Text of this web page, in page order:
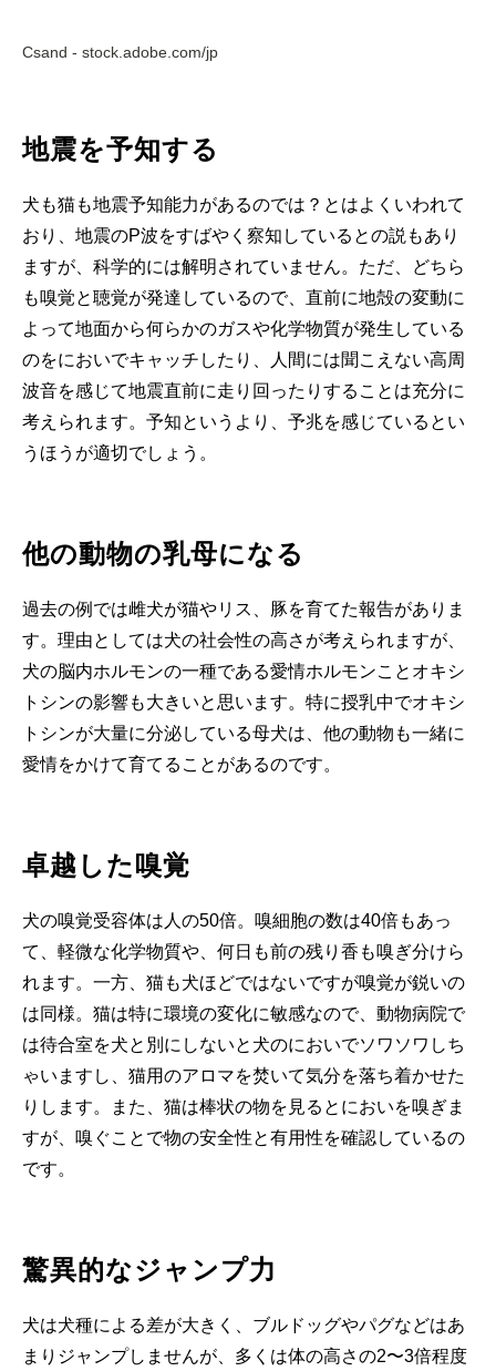
Csand - stock.adobe.com/jp
地震を予知する
犬も猫も地震予知能力があるのでは？とはよくいわれて
おり、地震のP波をすばやく察知しているとの説もあり
ますが、科学的には解明されていません。ただ、どちら
も嗅覚と聴覚が発達しているので、直前に地殻の変動に
よって地面から何らかのガスや化学物質が発生している
のをにおいでキャッチしたり、人間には聞こえない高周
波音を感じて地震直前に走り回ったりすることは充分に
考えられます。予知というより、予兆を感じているとい
うほうが適切でしょう。
他の動物の乳母になる
過去の例では雌犬が猫やリス、豚を育てた報告がありま
す。理由としては犬の社会性の高さが考えられますが、
犬の脳内ホルモンの一種である愛情ホルモンことオキシ
トシンの影響も大きいと思います。特に授乳中でオキシ
トシンが大量に分泌している母犬は、他の動物も一緒に
愛情をかけて育てることがあるのです。
卓越した嗅覚
犬の嗅覚受容体は人の50倍。嗅細胞の数は40倍もあっ
て、軽微な化学物質や、何日も前の残り香も嗅ぎ分けら
れます。一方、猫も犬ほどではないですが嗅覚が鋭いの
は同様。猫は特に環境の変化に敏感なので、動物病院で
は待合室を犬と別にしないと犬のにおいでソワソワしち
ゃいますし、猫用のアロマを焚いて気分を落ち着かせた
りします。また、猫は棒状の物を見るとにおいを嗅ぎま
すが、嗅ぐことで物の安全性と有用性を確認しているの
です。
驚異的なジャンプ力
犬は犬種による差が大きく、ブルドッグやパグなどはあ
まりジャンプしませんが、多くは体の高さの2〜3倍程度